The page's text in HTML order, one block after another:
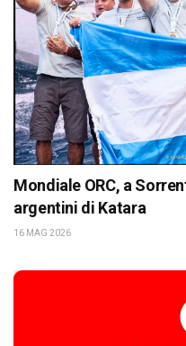
Mondiale ORC, a
argentini di Katara
16 MAG 2026